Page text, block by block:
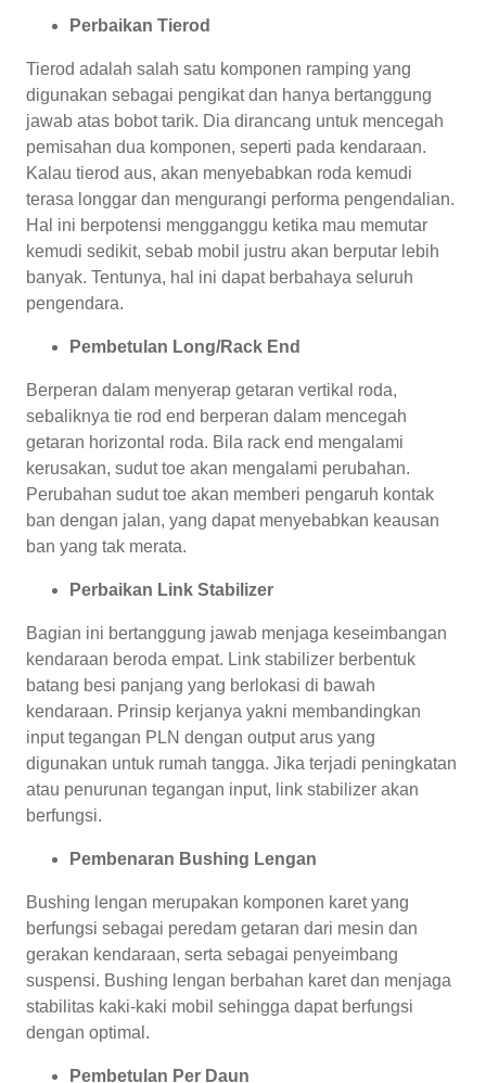
Perbaikan Tierod
Tierod adalah salah satu komponen ramping yang
digunakan sebagai pengikat dan hanya bertanggung
jawab atas bobot tarik. Dia dirancang untuk mencegah
pemisahan dua komponen, seperti pada kendaraan.
Kalau tierod aus, akan menyebabkan roda kemudi
terasa longgar dan mengurangi performa pengendalian.
Hal ini berpotensi mengganggu ketika mau memutar
kemudi sedikit, sebab mobil justru akan berputar lebih
banyak. Tentunya, hal ini dapat berbahaya seluruh
pengendara.
Pembetulan Long/Rack End
Berperan dalam menyerap getaran vertikal roda,
sebaliknya tie rod end berperan dalam mencegah
getaran horizontal roda. Bila rack end mengalami
kerusakan, sudut toe akan mengalami perubahan.
Perubahan sudut toe akan memberi pengaruh kontak
ban dengan jalan, yang dapat menyebabkan keausan
ban yang tak merata.
Perbaikan Link Stabilizer
Bagian ini bertanggung jawab menjaga keseimbangan
kendaraan beroda empat. Link stabilizer berbentuk
batang besi panjang yang berlokasi di bawah
kendaraan. Prinsip kerjanya yakni membandingkan
input tegangan PLN dengan output arus yang
digunakan untuk rumah tangga. Jika terjadi peningkatan
atau penurunan tegangan input, link stabilizer akan
berfungsi.
Pembenaran Bushing Lengan
Bushing lengan merupakan komponen karet yang
berfungsi sebagai peredam getaran dari mesin dan
gerakan kendaraan, serta sebagai penyeimbang
suspensi. Bushing lengan berbahan karet dan menjaga
stabilitas kaki-kaki mobil sehingga dapat berfungsi
dengan optimal.
Pembetulan Per Daun